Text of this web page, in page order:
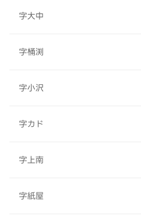
字大中
字桶渕
字小沢
字カド
字上南
字紙屋